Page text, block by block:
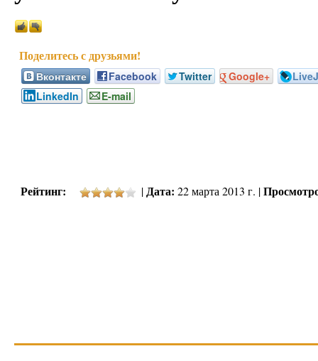
Вконтакте Facebook Twitter Google+
LinkedIn
E-mail
Рейтинг: |Дата: 22 марта 2013 г. |